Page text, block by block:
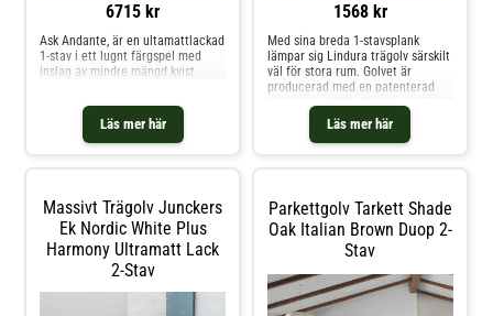
6715 kr
Läs mer här
Ask Andante, är en ultamattlackad
1-stav i ett lugnt färgspel med
inslag av mindre mängd kvist.
1568 kr
Läs mer här
Med sina breda 1-stavsplank
lämpar sig Lindura trägolv särskilt
väl för stora rum. Golvet är
producerad med en patenterad
teknik för att härda trä och göra
det starkare.
Tillverkningsprocessen gör golvet
tre gånger starkare än
gör Lindura extremt hållbar och
den idealiska golvlösningen för
hårt använda bostadsområden,
eller till och med kommersiella
utrymmen. Den ultramatta
lackerade finishen, som tränger in
fukt i varje enskild por, gör inte
Massivt Trägolv Junckers
Ek Nordic White Plus
Harmony Ultramatt Lack
2-Stav
Parkettgolv Tarkett Shade
Oak Italian Brown Duop 2-
Stav